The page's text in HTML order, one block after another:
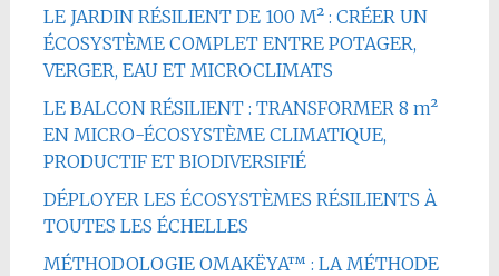
LE JARDIN RÉSILIENT DE 100 M² : CRÉER UN
ÉCOSYSTÈME COMPLET ENTRE POTAGER,
VERGER, EAU ET MICROCLIMATS
LE BALCON RÉSILIENT : TRANSFORMER 8 m²
EN MICRO-ÉCOSYSTÈME CLIMATIQUE,
PRODUCTIF ET BIODIVERSIFIÉ
DÉPLOYER LES ÉCOSYSTÈMES RÉSILIENTS À
TOUTES LES ÉCHELLES
MÉTHODOLOGIE OMAKËYA™ : LA MÉTHODE